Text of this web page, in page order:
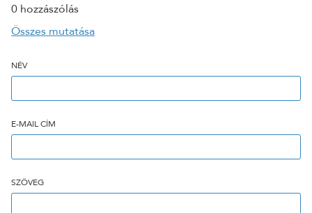
0 hozzászólás
Összes mutatása
NÉV
E-MAIL CÍM
SZÖVEG